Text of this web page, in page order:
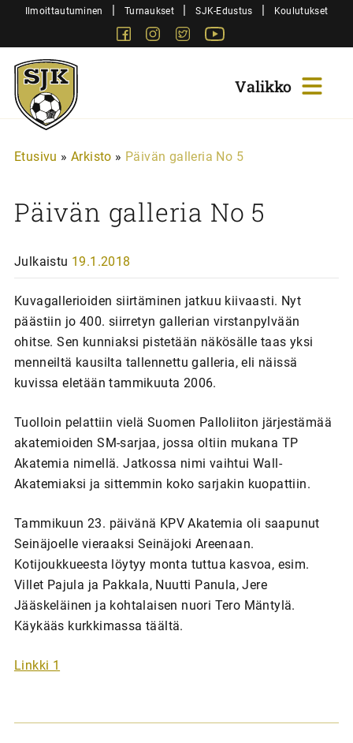
SiirryIlmoittautuminen | Turnaukset | SJK-Edustus | Koulutukset
FacebookInstagram
Twitter
Sjk-
Juniorit
Etusivu » Arkisto » Päivän galleria No 5
Päivän galleria No 5
Julkaistu 19.1.2018
Kuvagallerioiden siirtäminen jatkuu kiivaasti. Nyt
päästiin jo 400. siirretyn gallerian virstanpylvään
ohitse. Sen kunniaksi pistetään näkösälle taas yksi
menneiltä kausilta tallennettu galleria, eli näissä
kuvissa eletään tammikuuta 2006.
Tuolloin pelattiin vielä Suomen Palloliiton järjestämää
akatemioiden SM-sarjaa, jossa oltiin mukana TP
Akatemia nimellä. Jatkossa nimi vaihtui Wall-
Akatemiaksi ja sittemmin koko sarjakin kuopattiin.
Tammikuun 23. päivänä KPV Akatemia oli saapunut
Seinäjoelle vieraaksi Seinäjoki Areenaan.
Kotijoukkueesta löytyy monta tuttua kasvoa, esim.
Villet Pajula ja Pakkala, Nuutti Panula, Jere
Jääskeläinen ja kohtalaisen nuori Tero Mäntylä.
Käykääs kurkkimassa täältä.
Linkki 1